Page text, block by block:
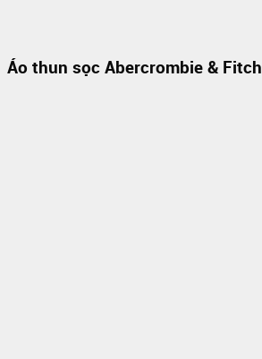
Áo thun sọc Abercrombie & Fitch